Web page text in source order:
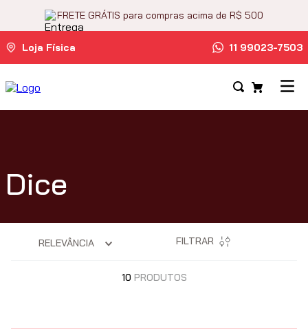
FRETE GRÁTIS para compras acima de R$ 500
Loja Física 11 99023-7503
Dice
RELEVÂNCIA FILTRAR
10 PRODUTOS